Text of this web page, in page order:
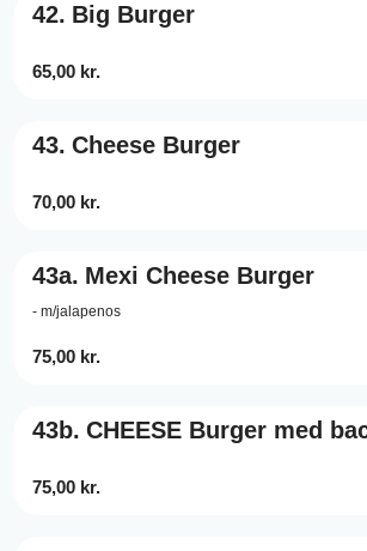
42. Big Burger
65,00 kr.
43. Cheese Burger
70,00 kr.
43a. Mexi Cheese Burger
- m/jalapenos
75,00 kr.
43b. CHEESE Burger med
75,00 kr.